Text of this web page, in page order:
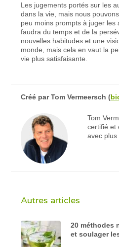
Les jugements portés sur les
dans la vie, mais nous
peu moins prompts à juger les
faudra du temps et de la
nouvelles habitudes et une
monde, mais cela en vaut la
vie plus satisfaisante.
Créé parTom Vermeersch (
Tom
certifié et
avec plus
Autres articles
20 méthodes
et soulager